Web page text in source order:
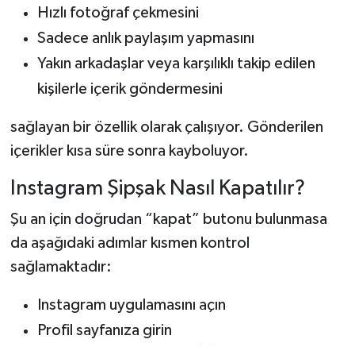
Hızlı fotoğraf çekmesini
Sadece anlık paylaşım yapmasını
Yakın arkadaşlar veya karşılıklı takip edilen
kişilerle içerik göndermesini
sağlayan bir özellik olarak çalışıyor. Gönderilen
içerikler kısa süre sonra kayboluyor.
Instagram Şipşak Nasıl Kapatılır?
Şu an için doğrudan “kapat” butonu bulunmasa
da aşağıdaki adımlar kısmen kontrol
sağlamaktadır:
Instagram uygulamasını açın
Profil sayfanıza girin